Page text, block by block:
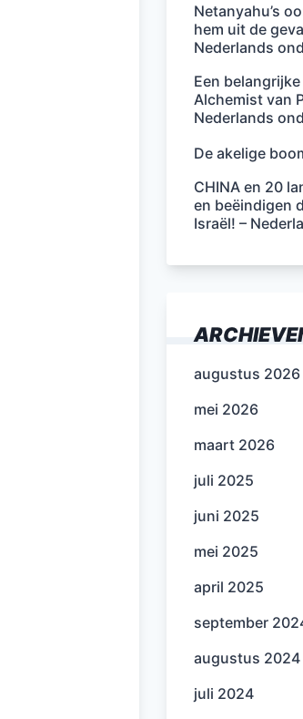
Netanyahu’s
hem uit de
Nederlands
Een
Alchemist van
Nederlands
De akelige
CHINA en 20
en beëindigen
Israël! –
augustus 2026
mei 2026
maart 2026
juli 2025
juni 2025
mei 2025
april 2025
september
augustus 2024
juli 2024